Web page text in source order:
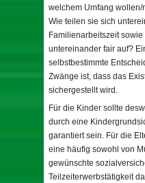
welchem Umfang
Wie teilen sie sich
Familienarbeitszeit sowie
untereinander fair auf?
selbstbestimmte
Zwänge ist, dass das
sichergestellt wird.
Für die Kinder sollte
durch eine
garantiert sein. Für die
eine häufig sowohl von
gewünschte
Teilzeiterwerbstätigkeit